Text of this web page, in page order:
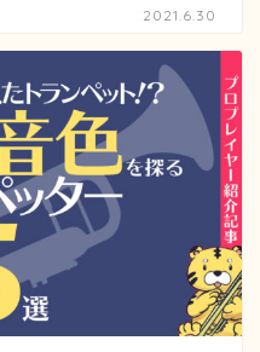
2021.6.30